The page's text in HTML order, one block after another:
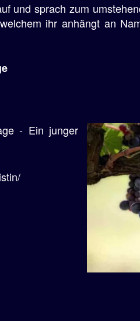
und sprach zum
ihr anhängt an
- Ein junger